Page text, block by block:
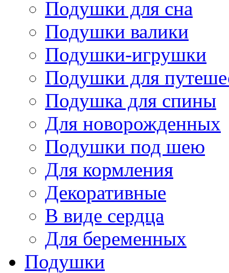
Подушки для сна
Подушки валики
Подушки-игрушки
Подушки для
Подушка для спины
Для новорожденных
Подушки под шею
Для кормления
Декоративные
В виде сердца
Для беременных
Подушки